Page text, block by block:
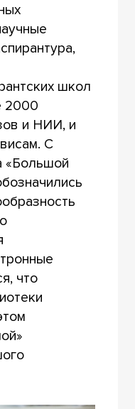
школ
2000
и НИИ, и
С
«Большой
что